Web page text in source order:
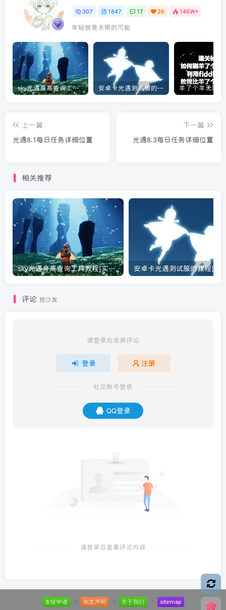
307 1847 17 26 146W+
年轻就是无限的可能
sky光遇身高查询工具教程[实用工具] 安卓卡光遇测试服的教程[光遇]
上一篇
光遇8.1每日任务详细位置
下一篇
光遇8.3每日任务详细位置
相关推荐
sky光遇身高查询工具教程[实用工具] 安卓卡光遇测试服的教程[光
评论 抢沙发
请登录后发表评论
登录 注册
社交账号登录
QQ登录
请登录后查看评论内容